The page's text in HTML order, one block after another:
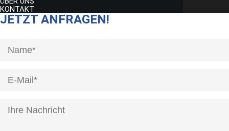
KONTAKT
JETZT ANFRAGEN!